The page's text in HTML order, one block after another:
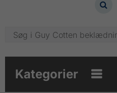

Kategorier 